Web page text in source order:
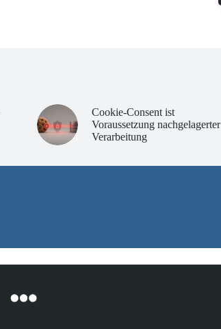
Cookie-Consent ist
Voraussetzung nachgelagerter
Verarbeitung